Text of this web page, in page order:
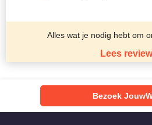
Alles wat je nodig hebt om
Lees review
Bezoek